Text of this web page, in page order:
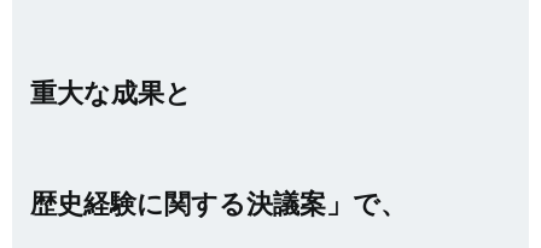
重大な成果と
歴史経験に関する決議案」で、